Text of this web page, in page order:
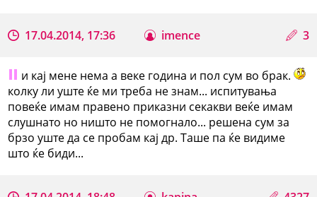
17.04.2014, 17:36 imence 3
и кај мене нема а веке година и пол сум во брак.
колку ли уште ќе ми треба не знам... испитувања
повеќе имам правено приказни секакви веќе имам
слушнато но ништо не помогнало... решена сум за
брзо уште да се пробам кај др. Таше па ќе видиме
што ќе биди...